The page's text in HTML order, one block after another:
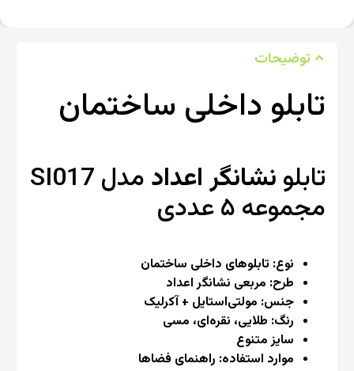
توضیحات
تابلو داخلی ساختمان
تابلو نشانگر اعداد مدل SI017
مجموعه ۵ عددی
نوع: تابلوهای داخلی ساختمان
طرح: مربعی نشانگر اعداد
جنس: مولتی‌استایل + آکرلیک
رنگ: طلایی، نقره‌ای، مسی
سایز متنوع
موارد استفاده: راهنمای فضاها